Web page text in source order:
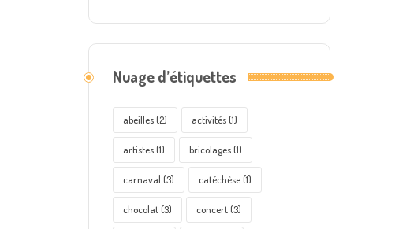
Nuage d’étiquettes
abeilles(2) activités(1)
artistes(1) bricolages(1)
carnaval (3) catéchèse(1)
chocolat(3) concert(3)